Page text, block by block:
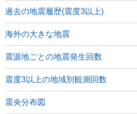
過去の地震履歴(震度3以上)
海外の大きな地震
震源地ごとの地震発生回数
震度3以上の地域別観測回数
震央分布図